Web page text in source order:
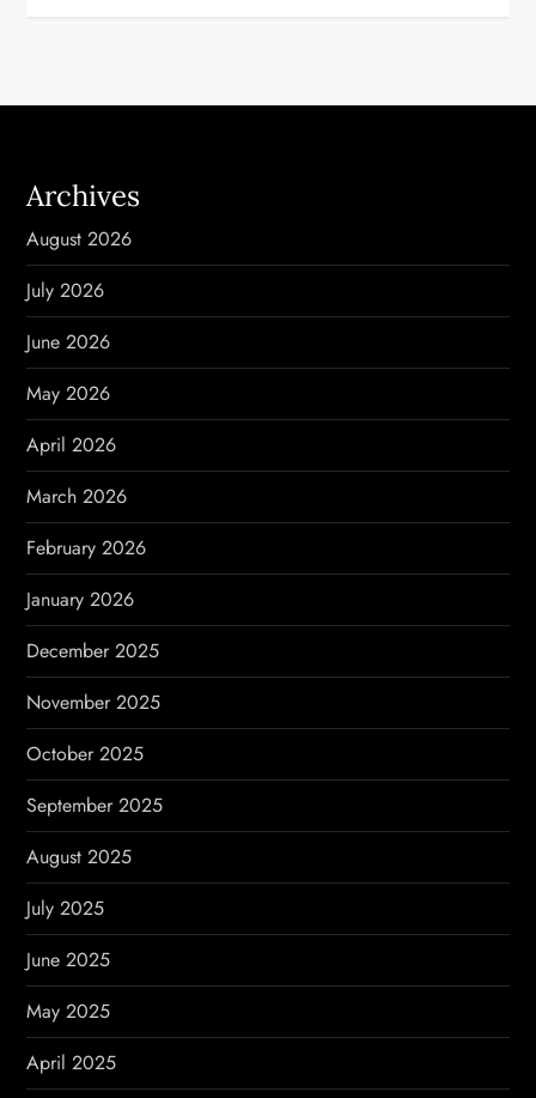
i
g
a
t
i
o
n
Archives
August 2026
July 2026
June 2026
May 2026
April 2026
March 2026
February 2026
January 2026
December 2025
November 2025
October 2025
September 2025
August 2025
July 2025
June 2025
May 2025
April 2025